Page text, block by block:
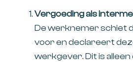
Vergoeding als
De werknemer schiet
voor en declareert
werkgever. Dit is